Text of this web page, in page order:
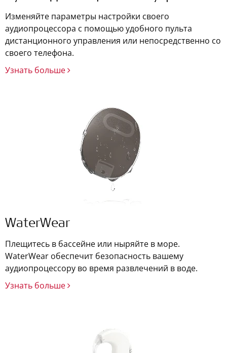
Изменяйте параметры настройки своего
аудиопроцессора с помощью удобного пульта
дистанционного управления или непосредственно со
своего телефона.
Узнать больше
WaterWear
Плещитесь в бассейне или ныряйте в море.
WaterWear обеспечит безопасность вашему
аудиопроцессору во время развлечений в воде.
Узнать больше